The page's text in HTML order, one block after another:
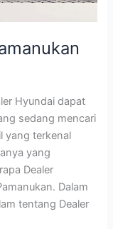
Hyundai dapat
sedang mencari
yang terkenal
yang
Dealer
Dalam
tentang Dealer